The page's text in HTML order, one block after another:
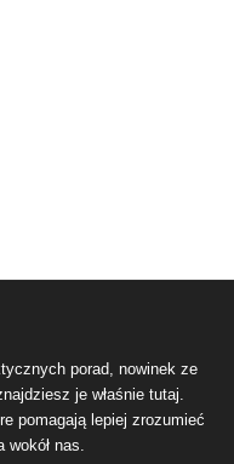
porad, nowinek ze
je właśnie tutaj.
pomagają lepiej zrozumieć
nas.